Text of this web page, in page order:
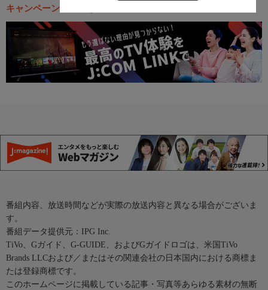
キャンペーン・お得な情報
番組内容、放送時間などが実際の放送内容と異なる場合がございま
す。
番組データ提供元：IPG Inc.
TiVo、Gガイド、G-GUIDE、およびGガイドロゴは、米国TiVo
Brands LLCおよび／またはその関連会社の日本国内における商標ま
たは登録商標です。
このホームページに掲載している記事・写真等あらゆる素材の無断